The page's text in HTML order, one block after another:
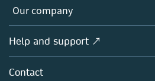
Open science
Policies
Overview
Products
Licensing
Our company
Overview
About us
Careers
Help and support ↗
Contact